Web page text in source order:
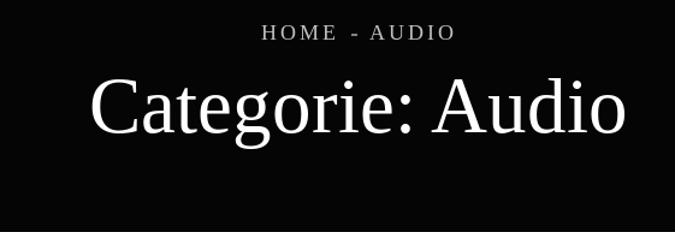
Categorie: Audio
HOME AUDIO